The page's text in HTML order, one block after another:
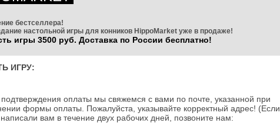
бестселлера!
настольной игры для конников HippoMarket уже в продаже!
игры 3500 руб. Доставка по России бесплатно!
ИГРУ:
оплаты мы свяжемся с вами по почте, указанной при
формы оплаты. Пожалуйста, указывайте корректный адрес! (Если
вам в течение двух рабочих дней, позвоните нам: